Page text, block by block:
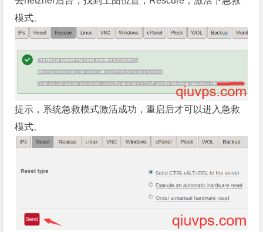
模式。
提示，系统急救模式激活成功，重启后才可以进入急救
模式。